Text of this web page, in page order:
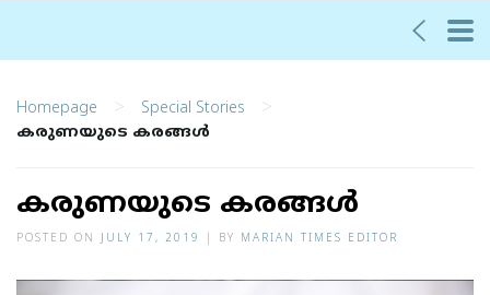
Homepage > Special Stories >
കരുണയുടെ കരങ്ങൾ
കരുണയുടെ കരങ്ങൾ
POSTED ON JULY 17, 2019 BY MARIAN TIMES EDITOR